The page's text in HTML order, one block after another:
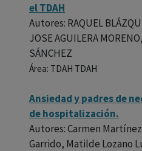
el TDAH
Autores: RAQUEL
JOSE AGUILERA
SÁNCHEZ
Área: TDAH TDAH
Ansiedad y padres de
de hospitalización.
Autores: Carmen
Garrido, Matilde Lozano